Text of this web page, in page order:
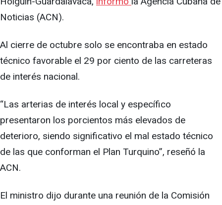
Noticias (ACN).
Al cierre de octubre solo se encontraba en estado
técnico favorable el 29 por ciento de las carreteras
de interés nacional.
“Las arterias de interés local y específico
presentaron los porcientos más elevados de
deterioro, siendo significativo el mal estado técnico
de las que conforman el Plan Turquino”, reseñó la
ACN.
El ministro dijo durante una reunión de la Comisión